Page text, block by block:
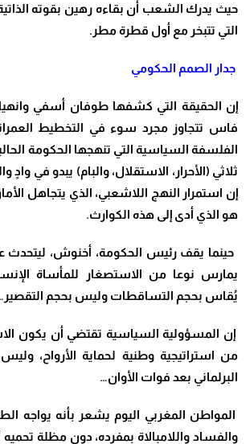
حيث يدرك الشعب أن بقاءه رهين بقوته
التي تتبخر مع أول قطرة مطر .
جدار الصمم الحكومي
إن الحقيقة التي كشفها طوفان أسفي
فاس تتجاوز مجرد سوء في التخطيط
الفلسفة السياسية التي تنهجها الحكومة
ثلاثي (الأحرار، الاستقلال، والبام) يبدو في
إن استمرار النهج اللاشعبي، الذي يتجاهل
هو الذي أدى إلى هذه الكوارث.
يمارس نوعا من الاستصغار للمأساة
يُقاس بحجم التساقطات وليس بحجم
إن المسؤولية السياسية تقتضي أن يكون
من استراتيجية وطنية لحماية الأرواح، وليس
البرلماني بعد فوات الأوان…
المواطن المغربي اليوم يشعر بأنه يواجه
والفساد واللامبالاة بمفرده، دون مظلة